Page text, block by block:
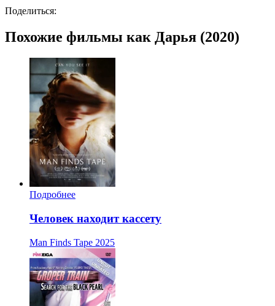
Поделиться:
Похожие фильмы как Дарья (2020)
Подробнее
Человек находит кассету
Man Finds Tape 2025